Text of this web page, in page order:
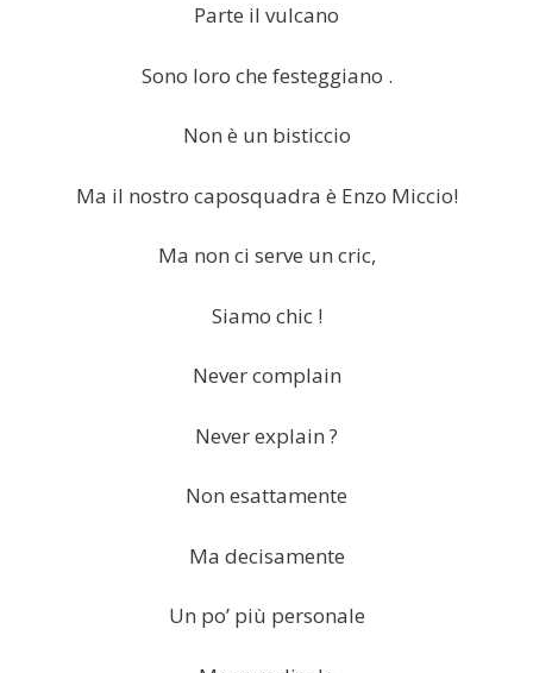
Parte il vulcano
Sono loro che festeggiano .
Non è un bisticcio
Ma il nostro caposquadra è Enzo Miccio!
Ma non ci serve un cric,
Siamo chic !
Never complain
Never explain ?
Non esattamente
Ma decisamente
Un po’ più personale